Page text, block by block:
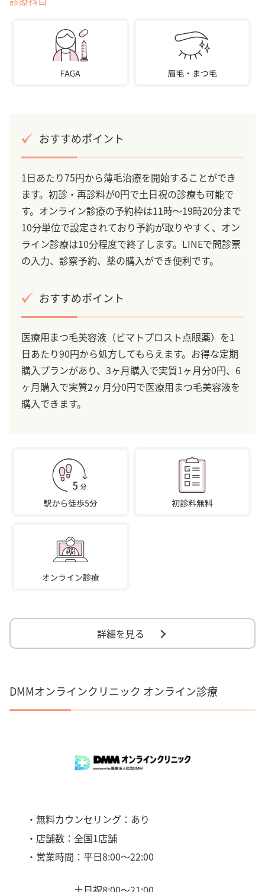
おすすめポイント
1日あたり75円から薄毛治療を開始することができ
ます。初診・再診料が0円で土日祝の診療も可能で
す。オンライン診療の予約枠は11時～19時20分まで
10分単位で設定されており予約が取りやすく、オン
ライン診療は10分程度で終了します。LINEで問診票
の入力、診察予約、薬の購入ができ便利です。
おすすめポイント
医療用まつ毛美容液（ビマトプロスト点眼薬）を1
日あたり90円から処方してもらえます。お得な定期
購入プランがあり、3ヶ月購入で実質1ヶ月分0円、6
ヶ月購入で実質2ヶ月分0円で医療用まつ毛美容液を
購入できます。
詳細を見る
DMMオンラインクリニック オンライン診療
・無料カウンセリング：あり
・店舗数：全国1店舗
・営業時間：平日8:00〜22:00